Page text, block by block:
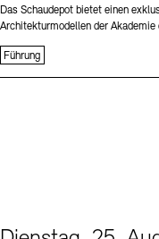
Das Schaudepot bietet einen
Architekturmodellen der Akademie
Führung